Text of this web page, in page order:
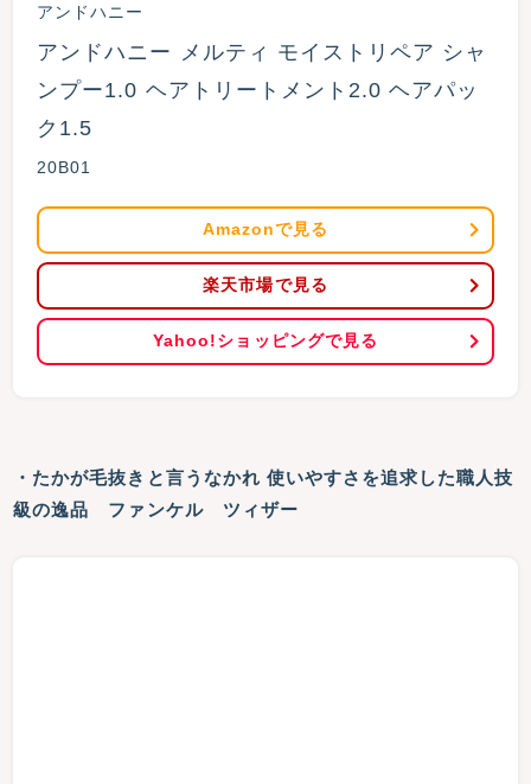
アンドハニー
アンドハニー メルティ モイストリペア シャ
ンプー1.0 ヘアトリートメント2.0 ヘアパッ
ク1.5
20B01
Amazonで見る
楽天市場で見る
Yahoo!ショッピングで見る
・たかが毛抜きと言うなかれ 使いやすさを追求した職人技
級の逸品 ファンケル ツィザー